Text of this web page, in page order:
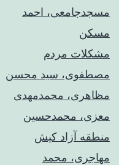
مسجدجامعی، احمد
مسکن
مشکلات مردم
مصطفوی، سید محسن
مظاهری، محمدمهدی
معزی، محمدحسین
منطقه آزاد کیش
مهاجری، محمد